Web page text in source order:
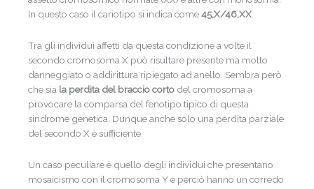
In questo caso il cariotipo si indica come45,X/46,XX.
Tra gli individui affetti da questa condizione a volte il
secondo cromosoma X può risultare presente ma molto
danneggiato o addirittura ripiegato ad anello. Sembra però
che sia la perdita del braccio corto del cromosoma a
provocare la comparsa del fenotipo tipico di questa
sindrome genetica. Dunque anche solo una perdita parziale
del secondo X è sufficiente.
Un caso peculiare è quello degli individui che presentano
mosaicismo con il cromosoma Y e perciò hanno un corredo